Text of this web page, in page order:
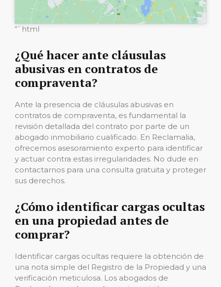
“`html
¿Qué hacer ante cláusulas
abusivas en contratos de
compraventa?
Ante la presencia de cláusulas abusivas en
contratos de compraventa, es fundamental la
revisión detallada del contrato por parte de un
abogado inmobiliario cualificado. En Reclamalia,
ofrecemos asesoramiento experto para identificar
y actuar contra estas irregularidades. No dude en
contactarnos para una consulta gratuita y proteger
sus derechos.
¿Cómo identificar cargas ocultas
en una propiedad antes de
comprar?
Identificar cargas ocultas requiere la obtención de
una nota simple del Registro de la Propiedad y una
verificación meticulosa. Los abogados de